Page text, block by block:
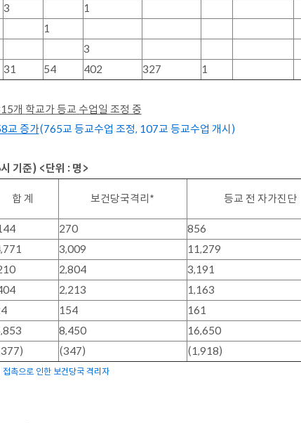
3 1
1
3
31 54 402 327 1
개 학교가 등교 수업일 조정 중
교 증가(765교 등교수업 조정, 107교 등교수업 개시)
시 기준) <단위 : 명 >
합 계 보건당국격리* 등교 전 자가진단
270 856
3,009 11,279
2,804 3,191
2,213 1,163
154 161
8,450 16,650
(347) (1,918)
촉으로 인한 보건당국 격리자